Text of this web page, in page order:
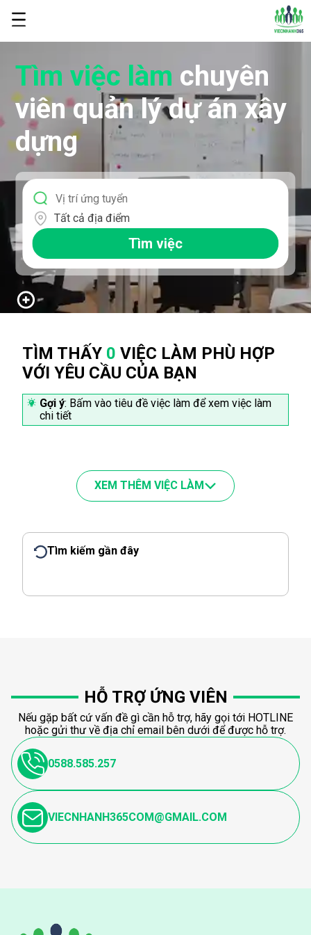
Tìm việc làm chuyên
viên quản lý dự án xây
dựng
Tất cả địa điểm
Tìm việc
TÌM THẤY 0 VIỆC LÀM PHÙ HỢP
VỚI YÊU CẦU CỦA BẠN
Gợi ý: Bấm vào tiêu đề việc làm để xem việc làm
chi tiết
XEM THÊM VIỆC LÀM
Tìm kiếm gần đây
HỖ TRỢ ỨNG VIÊN
Nếu gặp bất cứ vấn đề gì cần hỗ trợ, hãy gọi tới HOTLINE
hoặc gửi thư về địa chỉ email bên dưới để được hỗ trợ.
0588.585.257
VIECNHANH365COM@GMAIL.COM